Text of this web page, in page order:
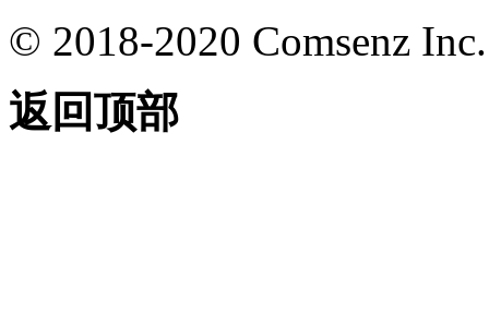
© 2018-2020 Comsenz Inc.
返回顶部